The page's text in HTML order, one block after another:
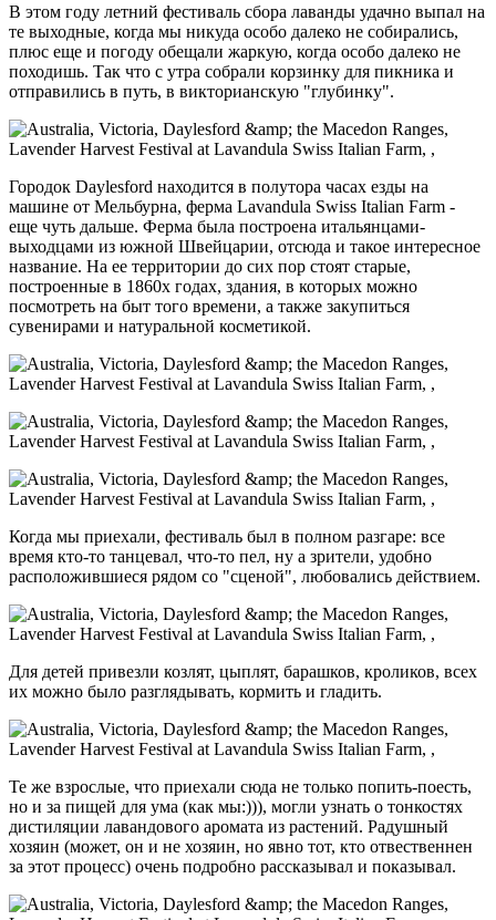
В этом году летний фестиваль сбора лаванды удачно выпал на
те выходные, когда мы никуда особо далеко не собирались,
плюс еще и погоду обещали жаркую, когда особо далеко не
походишь. Так что с утра собрали корзинку для пикника и
отправились в путь, в викторианскую "глубинку".
Городок Daylesford находится в полутора часах езды на
машине от Мельбурна, ферма Lavandula Swiss Italian Farm -
еще чуть дальше. Ферма была построена итальянцами-
выходцами из южной Швейцарии, отсюда и такое интересное
название. На ее территории до сих пор стоят старые,
построенные в 1860х годах, здания, в которых можно
посмотреть на быт того времени, а также закупиться
сувенирами и натуральной косметикой.
Когда мы приехали, фестиваль был в полном разгаре: все
время кто-то танцевал, что-то пел, ну а зрители, удобно
расположившиеся рядом со "сценой", любовались действием.
Для детей привезли козлят, цыплят, барашков, кроликов, всех
их можно было разглядывать, кормить и гладить.
Те же взрослые, что приехали сюда не только попить-поесть,
но и за пищей для ума (как мы:))), могли узнать о тонкостях
дистиляции лавандового аромата из растений. Радушный
хозяин (может, он и не хозяин, но явно тот, кто отвественнен
за этот процесс) очень подробно рассказывал и показывал.